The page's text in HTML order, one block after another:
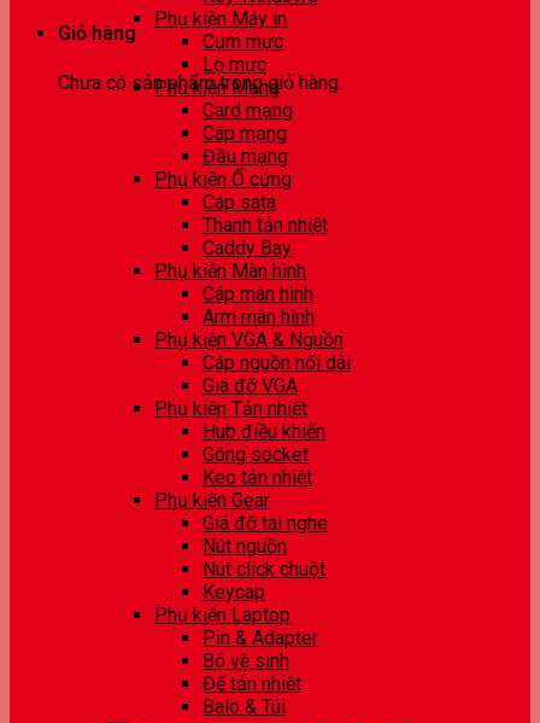
Giỏ hàng
Chưa có sản phẩm trong giỏ hàng.
Phụ kiện Máy in
Cụm mực
Lọ mực
Phụ kiện Mạng
Card mạng
Cáp mạng
Đầu mạng
Phụ kiện Ổ cứng
Cáp sata
Thanh tản nhiệt
Caddy Bay
Phụ kiện Màn hình
Cáp màn hình
Arm màn hình
Phụ kiện VGA & Nguồn
Cáp nguồn nối dài
Giá đỡ VGA
Phụ kiện Tản nhiệt
Hub điều khiển
Gông socket
Keo tản nhiệt
Phụ kiện Gear
Giá đỡ tai nghe
Nút nguồn
Nút click chuột
Keycap
Phụ kiện Laptop
Pin & Adapter
Bộ vệ sinh
Đế tản nhiệt
Balo & Túi